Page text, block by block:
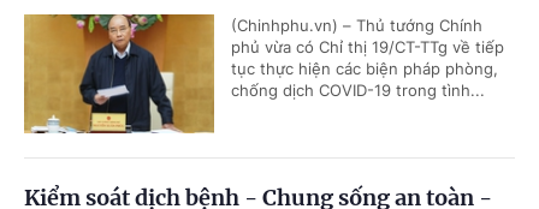
(Chinhphu.vn) – Thủ tướng Chính
phủ vừa có Chỉ thị 19/CT-TTg về tiếp
tục thực hiện các biện pháp phòng,
chống dịch COVID-19 trong tình...
Kiểm soát dịch bệnh - Chung sống an toàn -